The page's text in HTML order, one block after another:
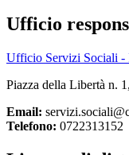
Ufficio
Ufficio Servizi Sociali -
Piazza della Libertà n.
Email:
Telefono: 0722313152